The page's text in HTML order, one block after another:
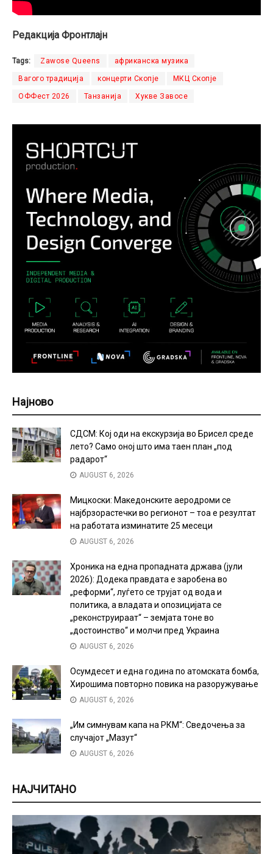
Редакција Фронтлајн
Tags: Zawose Queens африканска музика
Вагого традиција концерти Скопје МКЦ Скопје
ОФФест 2026 Танзанија Хукве Завосе
Најново
СДСМ: Кој оди на екскурзија во Брисел среде
лето? Само оној што има таен план „под
радарот“
AUGUST 6, 2026
Мицкоски: Македонските аеродроми се
најбрзорастечки во регионот – тоа е резултат
на работата изминатите 25 месеци
AUGUST 6, 2026
Хроника на една пропадната држава (јули
2026): Додека правдата е заробена во
„реформи“, луѓето се трујат од вода и
политика, а владата и опозицијата се
„реконструираат“ – земјата тоне во
„достоинство“ и молчи пред Украина
AUGUST 6, 2026
Осумдесет и една година по атомската бомба,
Хирошима повторно повика на разоружување
AUGUST 6, 2026
„Им симнувам капа на РКМ“: Сведочења за
случајот „Мазут“
AUGUST 6, 2026
НАЈЧИТАНО